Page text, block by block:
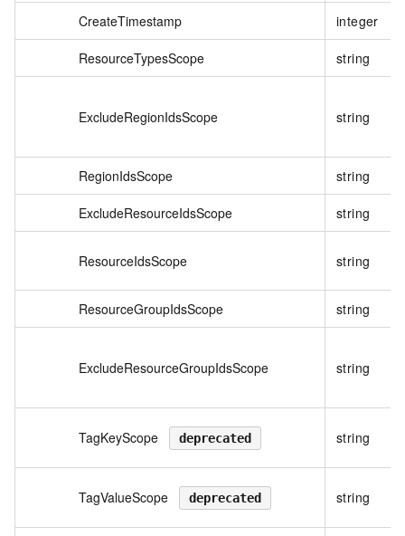
CreateTimestamp integer
ResourceTypesScope string
ExcludeRegionIdsScope string
RegionIdsScope string
ExcludeResourceIdsScope string
ResourceIdsScope string
ResourceGroupIdsScope string
ExcludeResourceGroupIdsScope string
TagKeyScope deprecated string
TagValueScope deprecated string